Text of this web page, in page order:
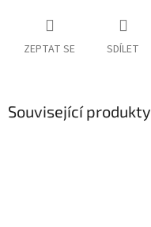
ZEPTAT SE SDÍLET
Související produkty